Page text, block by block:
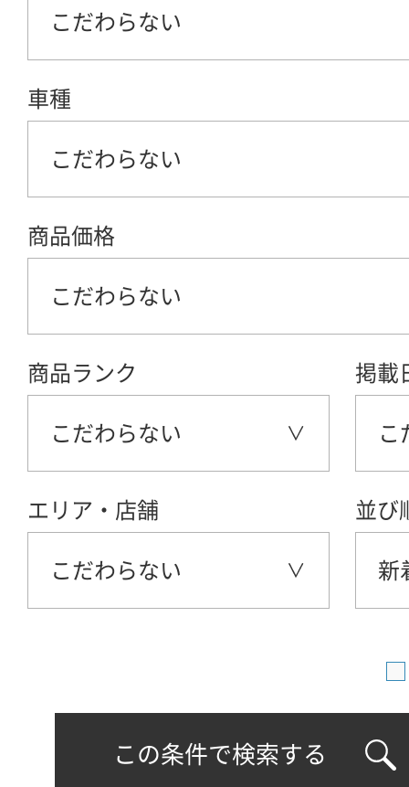
こだわらない
車種
こだわらない
商品価格
こだわらない
商品ランク
こだわらない
掲載
こ
エリア・店舗
こだわらない
並び
新
この条件で検索する